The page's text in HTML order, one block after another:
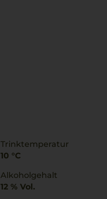
Trinktemperatur
10 °C
Alkoholgehalt
12 % Vol.